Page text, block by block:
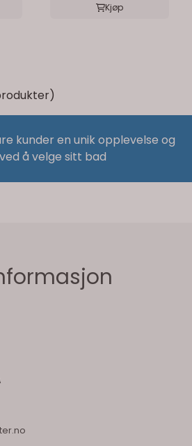
Kjøp
kunder en unik opplevelse og
å velge sitt bad